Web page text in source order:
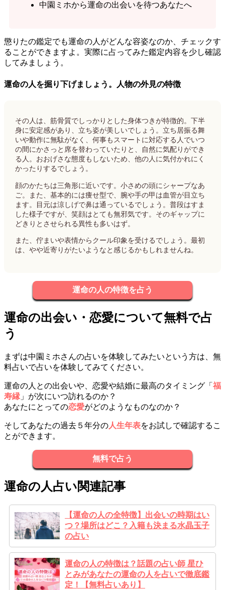
中園ミホから運命の出会いを待つあなたへ
懲りたの鑑定でも運命の人がどんな容姿なのか、チェックす
ることができますよ。実際に占ってみた鑑定内容を少し確認
してみましょう。
運命の人を掘り下げましょう。人物の外見の特徴
その人は、筋骨質でしっかりとした身体つきが特徴的。下半
身に安定感があり、立ち姿が美しいでしょう。立ち居振る舞
いや動作に無駄がなく、何事もスマートに対応する人でいつ
の間にかさっと席を替わっていたりと、自然に気配りができ
る人。おおげさな態度もしないため、他の人に気付かれにく
かったりするでしょう。
顔のかたちは三角形に近いです。小さめの頭にシャープなあ
ご。また、基本的には痩せ型で、腕や手の甲は血管が目立ち
ます。目元は涼しげで鼻は通っているでしょう。普段はすま
した様子ですが、笑顔はとても無邪気です。そのギャップに
どきりとさせられる異性も多いはず。
また、佇まいや表情からクール印象を受けるでしょう。最初
は、やや近寄りがたいようなと感じるかもしれませんね。
運命の人の特徴を占う
運命の出会い・恋愛について無料で占
う
まずは中園ミホさんの占いを体験してみたいという方は、無
料占いで占いを体験してみてください。
運命の人との出会いや、恋愛や結婚に最高のタイミング「 福
寿縁 」が次にいつ訪れるのか？
あなたにとっての恋愛がどのようなものなのか？
そしてあなたの過去５年分の人生年表をお試しで確認するこ
とができます。
無料で占う
運命の人占い関連記事
【運命の人の全特徴】出会いの時期はい
つ？場所はどこ？入籍も決まる水晶玉子
の占い
運命の人の特徴は？話題の占い師 星ひ
とみがあなたの運命の人を占いで徹底鑑
定！【無料占いあり】